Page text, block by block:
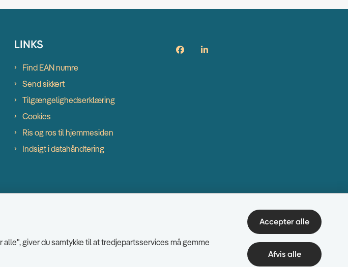
LINKS
Find EAN numre
Send sikkert
Tilgængelighedserklæring
Cookies
Ris og ros til hjemmesiden
Indsigt i datahåndtering
giver du samtykke til at tredjepartsservices må gemme
Accepter alle
Afvis alle